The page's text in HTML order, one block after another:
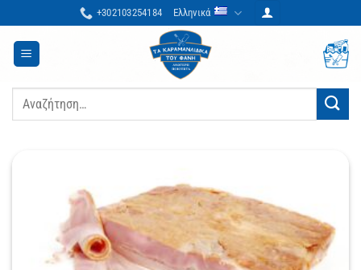
στο
περιεχόμενο
+302103254184 Ελληνικά
Αναζήτηση